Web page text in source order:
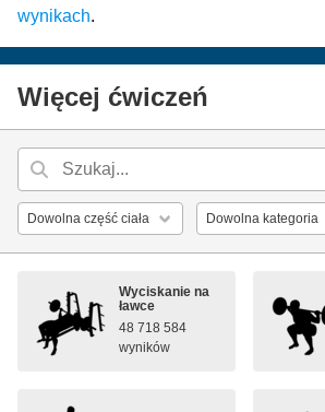
wynikach.
Więcej ćwiczeń
Wyciskanie na
ławce
48 718 584
wyników